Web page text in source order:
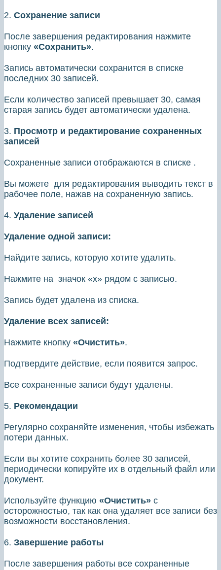
2. Сохранение записи
После завершения редактирования нажмите
кнопку «Сохранить».
Запись автоматически сохранится в списке
последних 30 записей.
Если количество записей превышает 30, самая
старая запись будет автоматически удалена.
3. Просмотр и редактирование сохраненных
записей
Сохраненные записи отображаются в списке .
Вы можете для редактирования выводить текст в
рабочее поле, нажав на сохраненную запись.
4. Удаление записей
Удаление одной записи:
Найдите запись, которую хотите удалить.
Нажмите на значок «х» рядом с записью.
Запись будет удалена из списка.
Удаление всех записей:
Нажмите кнопку «Очистить».
Подтвердите действие, если появится запрос.
Все сохраненные записи будут удалены.
5. Рекомендации
Регулярно сохраняйте изменения, чтобы избежать
потери данных.
Если вы хотите сохранить более 30 записей,
периодически копируйте их в отдельный файл или
документ.
Используйте функцию «Очистить» с
осторожностью, так как она удаляет все записи без
возможности восстановления.
6. Завершение работы
После завершения работы все сохраненные